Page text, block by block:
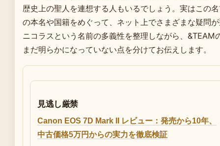
歴史上の聖人を連想する人もいるでしょう。実はこの
の本名や国籍をめぐって、ネット上でさまざまな疑問
ニコラスという名前の多義性を整理しながら、&TEAM
まだ明らかになっていない点を分けてお伝えします。
見逃し厳禁
Canon EOS 7D Mark II レビュー：発売から10年、
中古価格5万円からの実力を徹底検証